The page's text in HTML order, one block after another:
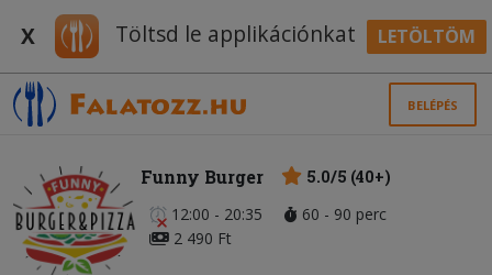
X Töltsd le applikációnkat LETÖLTÖM
BELÉPÉS
Funny Burger
5.0/5 (40+)
12:00 - 20:35
60 - 90 perc
2 490 Ft